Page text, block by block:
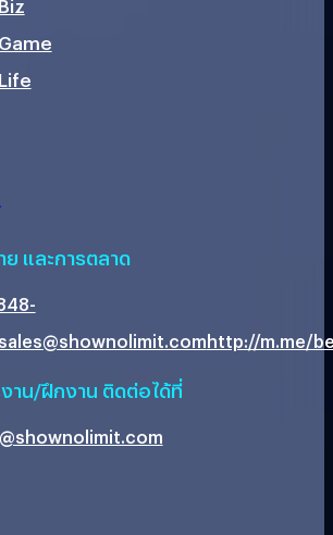
Biz
Game
Life
ย และการตลาด
sales@shownolimit.comhttp://m.me/
าน/ฝึกงาน ติดต่อได้ที่